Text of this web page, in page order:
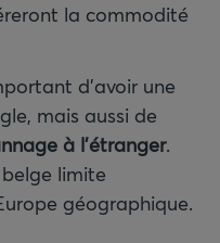
la commodité
d’avoir une
mais aussi de
à l’étranger.
limite
géographique.